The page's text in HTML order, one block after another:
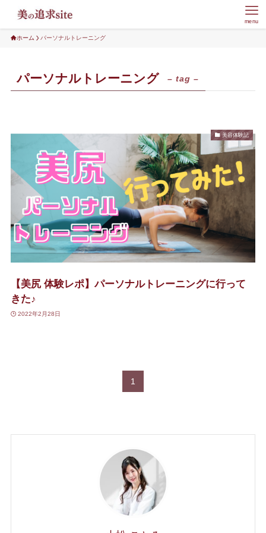
menu
ホーム パーソナルトレーニング
パーソナルトレーニング – tag –
美容体験記
【美尻 体験レポ】パーソナルトレーニングに行って
きた♪
2022年2月28日
1